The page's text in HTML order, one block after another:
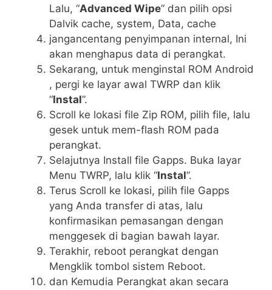
Lalu, “Advanced Wipe” dan pilih opsi
Dalvik cache, system, Data, cache
jangancentang penyimpanan internal, Ini
akan menghapus data di perangkat.
Sekarang, untuk menginstal ROM Android
, pergi ke layar awal TWRP dan klik
“Instal”.
Scroll ke lokasi file Zip ROM, pilih file, lalu
gesek untuk mem-flash ROM pada
perangkat.
Selajutnya Install file Gapps. Buka layar
Menu TWRP, lalu klik “Instal”.
Terus Scroll ke lokasi, pilih file Gapps
yang Anda transfer di atas, lalu
konfirmasikan pemasangan dengan
menggesek di bagian bawah layar.
Terakhir, reboot perangkat dengan
Mengklik tombol sistem Reboot.
dan Kemudia Perangkat akan secara